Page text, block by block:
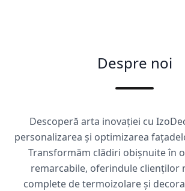
Despre noi
Descoperă arta inovației cu
personalizarea și optimizarea
Transformăm clădiri obișnuite în
remarcabile, oferindule clienților
complete de termoizolare și